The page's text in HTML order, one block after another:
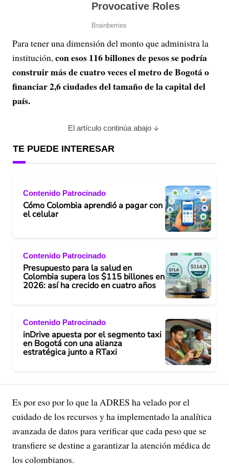
Para tener una dimensión del monto que administra la
institución,con esos 116 billones de pesos se podría
construir más de cuatro veces el metro de Bogotá o
financiar 2,6 ciudades del tamaño de la capital del
país.
El artículo continúa abajo
TE PUEDE INTERESAR
Contenido Patrocinado
Cómo Colombia aprendió a pagar con
el celular
Contenido Patrocinado
Presupuesto para la salud en
Colombia supera los $115 billones en
2026: así ha crecido en cuatro años
Contenido Patrocinado
inDrive apuesta por el segmento taxi
en Bogotá con una alianza
estratégica junto a RTaxi
Es por eso por lo que la ADRES ha velado por el
cuidado de los recursos y ha implementado la analítica
avanzada de datos para verificar que cada peso que se
transfiere se destine a garantizar la atención médica de
los colombianos.